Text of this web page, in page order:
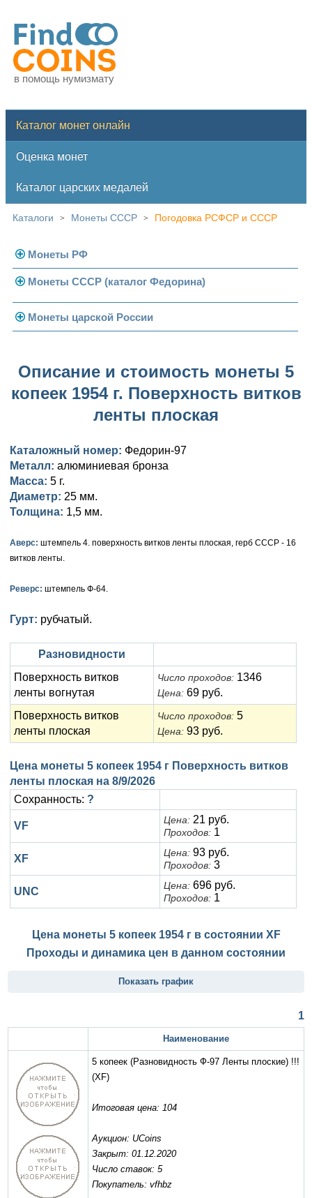
в помощь нумизмату
Каталог монет онлайн
Оценка монет
Каталог царских медалей
Каталоги > Монеты СССР > Погодовка РСФСР и СССР
Монеты РФ
Современная Россия
Монеты 1991-1993 гг.
Монеты СССР (каталог Федорина)
Погодовка СССР
Золотые червонцы
Памятные и юбилейные
Монеты царской России
Золото
Германская оккупация
Памятные и донативные
Александр III (1881-1894)
Памятные и донативные
Александр II (1855-1881)
Для Финляндии
Памятные и донативные
Медь
Для Грузии
Александр I (1801-1825)
Серебро
Медь
Павел I (1796-1801)
Золото
Серебро
Екатерина II (1762-1796)
Золото
Для Молдавии и Валахии
Таврические монеты
Петр III (1762)
Медь
Для Пруссии
Ливонезы
Альбертусталер
Петр II (1727-1730)
Екатерина I (1725-1727)
Петр I (1682-1725)
Золото
Медь
Описание и стоимость монеты 5
копеек 1954 г. Поверхность витков
ленты плоская
Каталожный номер: Федорин-97
Металл: алюминиевая бронза
Масса: 5 г.
Диаметр: 25 мм.
Толщина: 1,5 мм.
Аверс: штемпель 4. поверхность витков ленты плоская, герб СССР - 16
витков ленты.
Реверс: штемпель Ф-64.
Гурт: рубчатый.
Разновидности
Поверхность витков
ленты вогнутая
Число проходов: 1346
Цена: 69 руб.
Поверхность витков
ленты плоская
Число проходов: 5
Цена: 93 руб.
Цена монеты 5 копеек 1954 г Поверхность витков
ленты плоская на 8/9/2026
Сохранность: ?
VF Цена: 21 руб.
Проходов: 1
XF Цена: 93 руб.
Проходов: 3
UNC Цена: 696 руб.
Проходов: 1
Цена монеты 5 копеек 1954 г в состоянии XF
Проходы и динамика цен в данном состоянии
Показать график
1
Наименование
5 копеек (Разновидность Ф-97 Ленты плоские) !!!
(XF)
Итоговая цена: 104
Аукцион: UCoins
Закрыт: 01.12.2020
Число ставок: 5
Покупатель: vfhbz